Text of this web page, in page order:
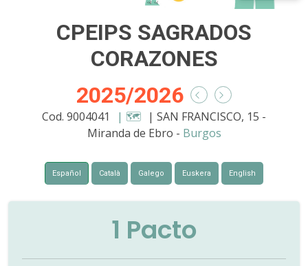
CPEIPS SAGRADOS
CORAZONES
2025/2026
Cod. 9004041 | 🗺️ | SAN FRANCISCO, 15 -
Miranda de Ebro - Burgos
Español Català Galego Euskera English
1 Pacto